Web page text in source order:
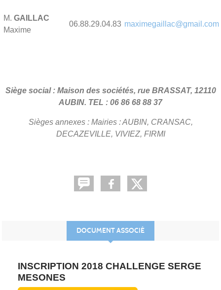
M. GAILLAC
Maxime
06.88.29.04.83 maximegaillac@gmail.com
Siège social : Maison des sociétés, rue BRASSAT, 12110
AUBIN. TEL : 06 86 68 88 37
Sièges annexes : Mairies : AUBIN, CRANSAC,
DECAZEVILLE, VIVIEZ, FIRMI
DOCUMENT ASSOCIÉ
INSCRIPTION 2018 CHALLENGE SERGE
MESONES